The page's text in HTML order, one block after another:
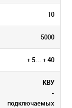
10
5000
+ 5... + 40
КВУ
-
подключаемых